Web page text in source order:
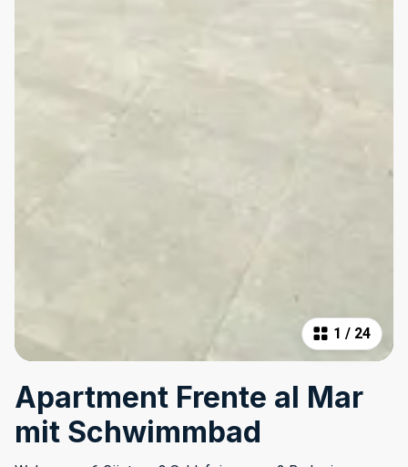
1 / 24
Apartment Frente al Mar
mit Schwimmbad